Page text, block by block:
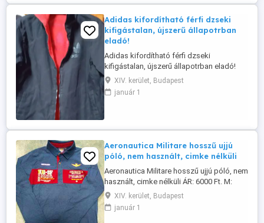
Adidas kifordítható férfi dzseki
kifigástalan, újszerű állapotrban
eladó!
Adidas kifordítható férfi dzseki
kifigástalan, újszerű állapotrban eladó!
XIV. kerület, Budapest
január 1
Aeronautica Militare hosszű ujjú
póló, nem használt, cimke nélküli
Aeronautica Militare hosszű ujjú póló, nem
használt, cimke nélküli ÁR: 6000 Ft. M:
06702966826
XIV. kerület, Budapest
január 1